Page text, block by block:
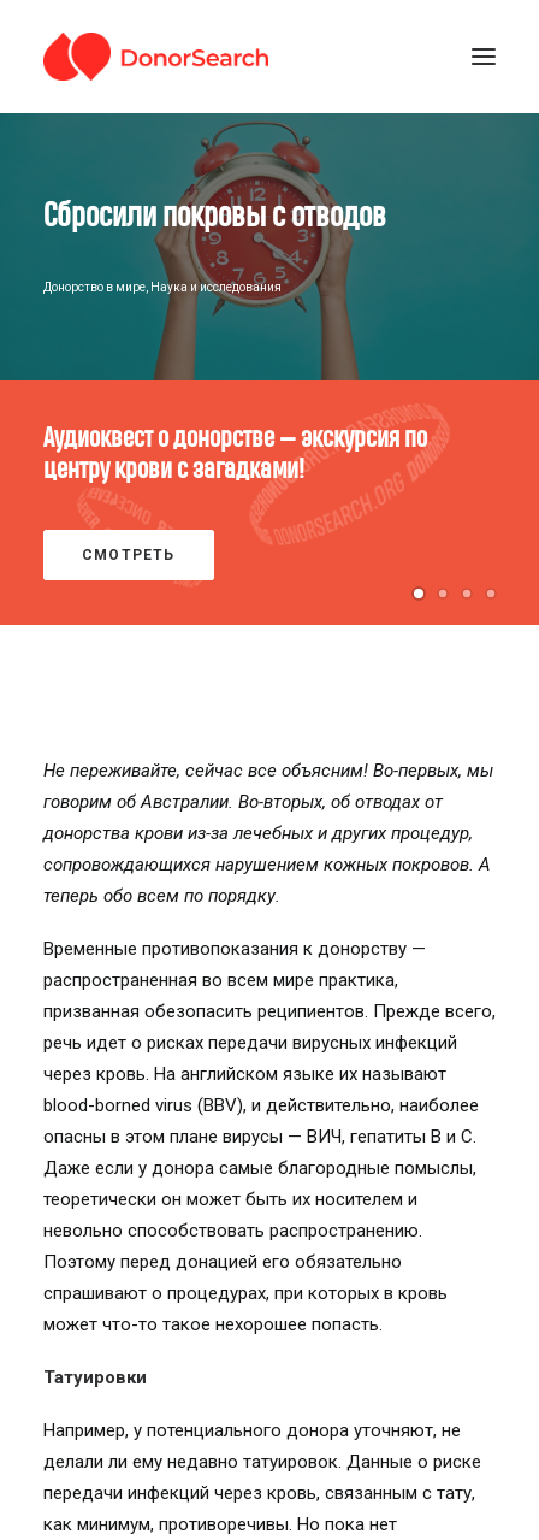
ЗАРЕГИСТРИРОВАТЬСЯ
ПОДДЕРЖАТЬ ПРОЕКТ
ГДЕ СДАТЬ КРОВЬ
Сбросили покровы с отводов
Донорство в мире Наука и исследования
Аудиоквест о донорстве — экскурсия по
центру крови с загадками!
СМОТРЕТЬ
Не переживайте, сейчас все объясним! Во-первых, мы
говорим об Австралии. Во-вторых, об отводах от
донорства крови из-за лечебных и других процедур,
сопровождающихся нарушением кожных покровов. А
теперь обо всем по порядку.
Временные противопоказания к донорству —
распространенная во всем мире практика,
призванная обезопасить реципиентов. Прежде всего,
речь идет о рисках передачи вирусных инфекций
через кровь. На английском языке их называют
blood-borned virus (BBV), и действительно, наиболее
опасны в этом плане вирусы — ВИЧ, гепатиты B и C.
Даже если у донора самые благородные помыслы,
теоретически он может быть их носителем и
невольно способствовать распространению.
Поэтому перед донацией его обязательно
спрашивают о процедурах, при которых в кровь
может что-то такое нехорошее попасть.
Татуировки
Например, у потенциального донора уточняют, не
делали ли ему недавно татуировок. Данные о риске
передачи инфекций через кровь, связанным с тату,
как минимум, противоречивы. Но пока нет